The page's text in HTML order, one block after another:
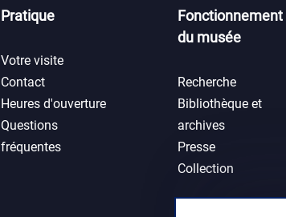
Pratique
Votre visite
Contact
Heures d'ouverture
Questions
fréquentes
Fonctionnement
du musée
Recherche
Bibliothèque et
archives
Presse
Collection